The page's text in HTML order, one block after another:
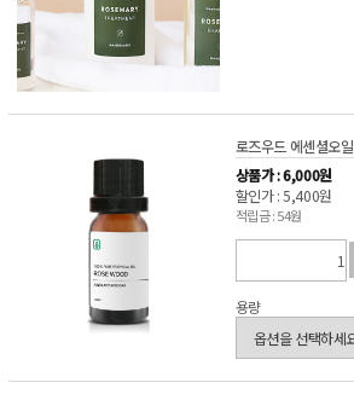
로즈우드 에센셜오일
상품가 : 6,000원
할인가 : 5,400원
적립금 : 54원
용량